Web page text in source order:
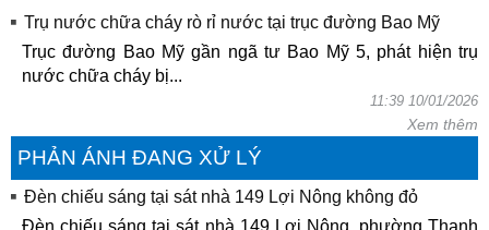
Trụ nước chữa cháy rò rỉ nước tại trục đường Bao Mỹ
Trục đường Bao Mỹ gần ngã tư Bao Mỹ 5, phát hiện trụ
nước chữa cháy bị...
11:39 10/01/2026
Xem thêm
PHẢN ÁNH ĐANG XỬ LÝ
Đèn chiếu sáng tại sát nhà 149 Lợi Nông không đỏ
Đèn chiếu sáng tại sát nhà 149 Lợi Nông, phường Thanh